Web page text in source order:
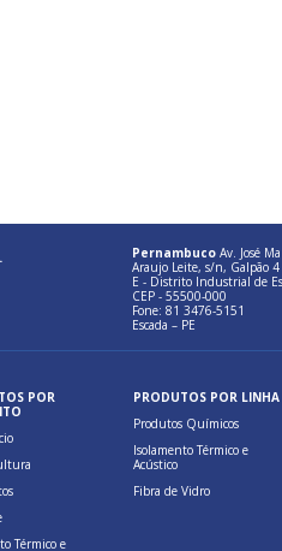
Pernambuco Av. José
Araujo Leite, s/n, Galpão 4
E - Distrito Industrial de
CEP - 55500-000
Fone: 81 3476-5151
Escada – PE
POR
Térmico e
PRODUTOS POR LINHA
Produtos Químicos
Isolamento Térmico e
Acústico
Fibra de Vidro